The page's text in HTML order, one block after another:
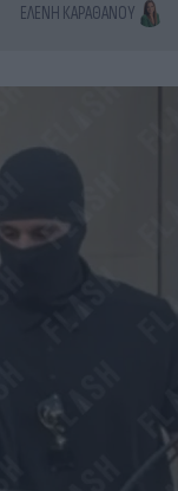
ΕΛΈΝΗ ΚΑΡΑΘΆΝΟΥ